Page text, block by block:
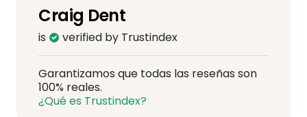
Craig Dent
is verified by Trustindex
Garantizamos que todas las reseñas son
100% reales.
¿Qué es Trustindex?